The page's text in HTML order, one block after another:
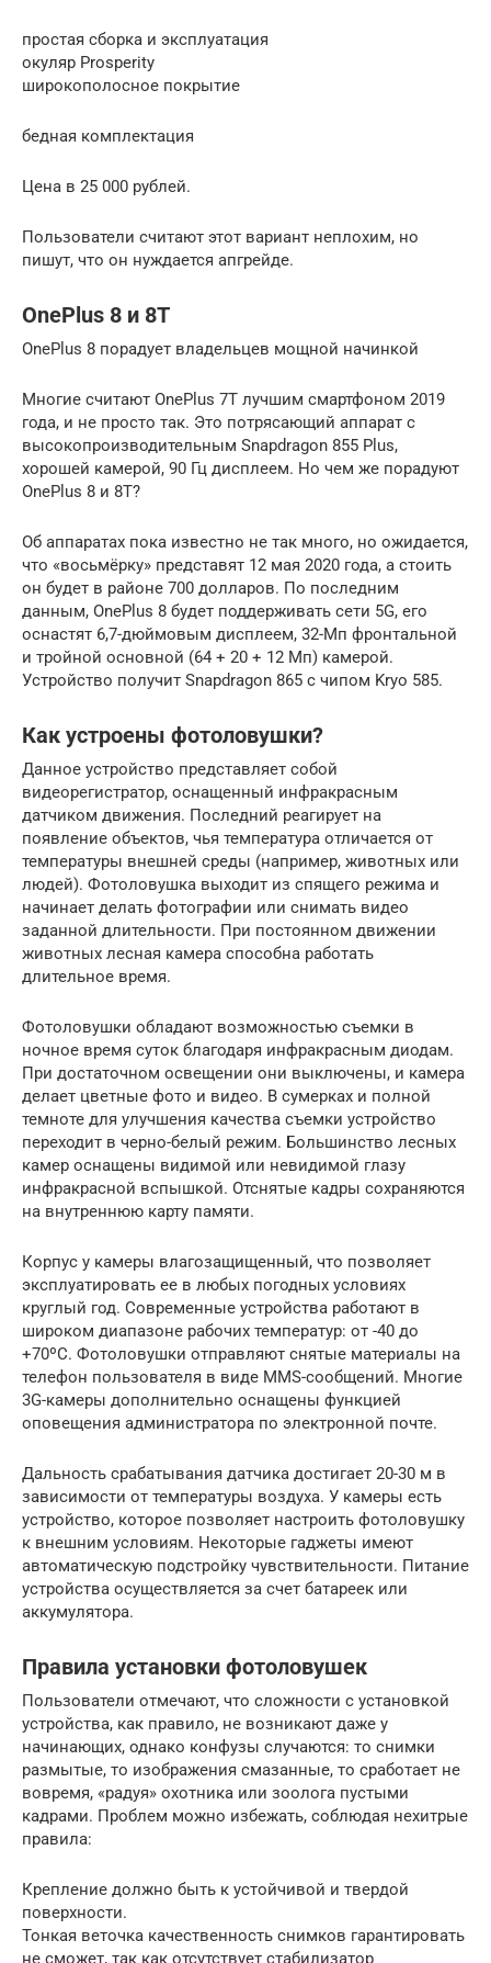
простая сборка и эксплуатация
окуляр Prosperity
широкополосное покрытие
бедная комплектация
Цена в 25 000 рублей.
Пользователи считают этот вариант неплохим, но
пишут, что он нуждается апгрейде.
OnePlus 8 и 8T
OnePlus 8 порадует владельцев мощной начинкой
Многие считают OnePlus 7T лучшим смартфоном 2019
года, и не просто так. Это потрясающий аппарат с
высокопроизводительным Snapdragon 855 Plus,
хорошей камерой, 90 Гц дисплеем. Но чем же порадуют
OnePlus 8 и 8T?
Об аппаратах пока известно не так много, но ожидается,
что «восьмёрку» представят 12 мая 2020 года, а стоить
он будет в районе 700 долларов. По последним
данным, OnePlus 8 будет поддерживать сети 5G, его
оснастят 6,7-дюймовым дисплеем, 32-Мп фронтальной
и тройной основной (64 + 20 + 12 Мп) камерой.
Устройство получит Snapdragon 865 с чипом Kryo 585.
Как устроены фотоловушки?
Данное устройство представляет собой
видеорегистратор, оснащенный инфракрасным
датчиком движения. Последний реагирует на
появление объектов, чья температура отличается от
температуры внешней среды (например, животных или
людей). Фотоловушка выходит из спящего режима и
начинает делать фотографии или снимать видео
заданной длительности. При постоянном движении
животных лесная камера способна работать
длительное время.
Фотоловушки обладают возможностью съемки в
ночное время суток благодаря инфракрасным диодам.
При достаточном освещении они выключены, и камера
делает цветные фото и видео. В сумерках и полной
темноте для улучшения качества съемки устройство
переходит в черно-белый режим. Большинство лесных
камер оснащены видимой или невидимой глазу
инфракрасной вспышкой. Отснятые кадры сохраняются
на внутреннюю карту памяти.
Корпус у камеры влагозащищенный, что позволяет
эксплуатировать ее в любых погодных условиях
круглый год. Современные устройства работают в
широком диапазоне рабочих температур: от -40 до
+70ºС. Фотоловушки отправляют снятые материалы на
телефон пользователя в виде MMS-сообщений. Многие
3G-камеры дополнительно оснащены функцией
оповещения администратора по электронной почте.
Дальность срабатывания датчика достигает 20-30 м в
зависимости от температуры воздуха. У камеры есть
устройство, которое позволяет настроить фотоловушку
к внешним условиям. Некоторые гаджеты имеют
автоматическую подстройку чувствительности. Питание
устройства осуществляется за счет батареек или
аккумулятора.
Правила установки фотоловушек
Пользователи отмечают, что сложности с установкой
устройства, как правило, не возникают даже у
начинающих, однако конфузы случаются: то снимки
размытые, то изображения смазанные, то сработает не
вовремя, «радуя» охотника или зоолога пустыми
кадрами. Проблем можно избежать, соблюдая нехитрые
правила:
Крепление должно быть к устойчивой и твердой
поверхности.
Тонкая веточка качественность снимков гарантировать
не сможет, так как отсутствует стабилизатор